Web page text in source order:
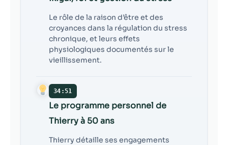
Le rôle de la raison d’être et des
croyances dans la régulation du stress
chronique, et leurs effets
physiologiques documentés sur le
vieillissement.
34:51
Le programme personnel de
Thierry à 50 ans
Thierry détaille ses engagements